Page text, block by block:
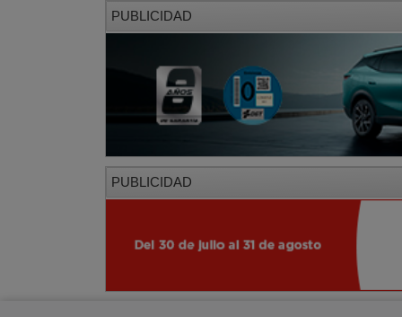
PUBLICIDAD
PUBLICIDAD